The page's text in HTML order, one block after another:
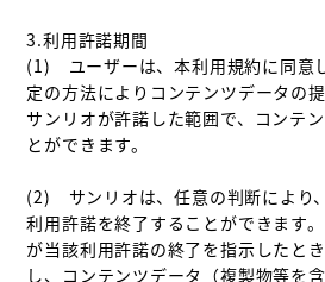
3.利用許諾期間
(1)　ユーザーは、本利用規約に同意
定の方法によりコンテンツデータの
サンリオが許諾した範囲で、コンテ
とができます。
(2)　サンリオは、任意の判断により
利用許諾を終了することができます
が当該利用許諾の終了を指示したと
し、コンテンツデータ（複製物等を